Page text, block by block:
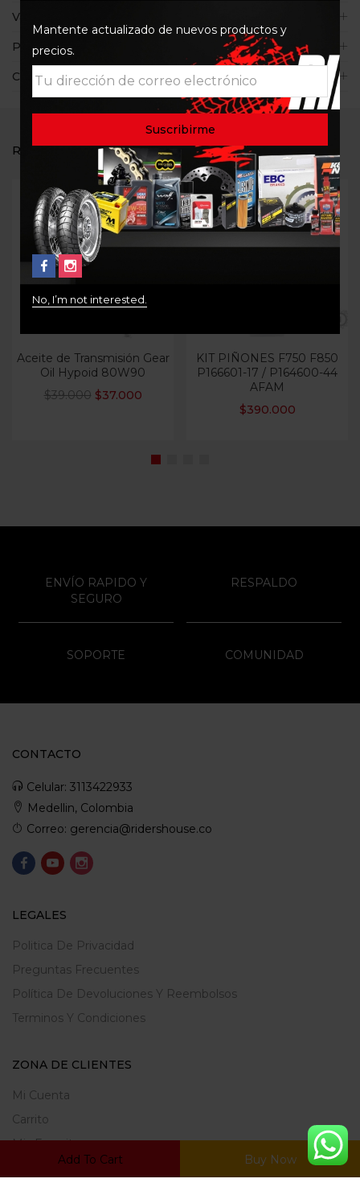
Add To Cart Buy Now
Valoraciones (0)
Políticas de la tienda
Consultas
RELATED PRODUCTS
-5%
Out Of Stock
Aceite de Transmisión Gear
Oil Hypoid 80W90
$39.000 $37.000
KIT PIÑONES F750 F850
P166601-17 / P164600-44
AFAM
$390.000
Mantente actualizado de nuevos productos y
precios.
No, I’m not interested.
ENVÍO RAPIDO Y
SEGURO
RESPALDO
SOPORTE COMUNIDAD
CONTACTO
Celular: 3113422933
Medellin, Colombia
Correo: gerencia@ridershouse.co
LEGALES
Politica De Privacidad
Preguntas Frecuentes
Política De Devoluciones Y Reembolsos
Terminos Y Condiciones
ZONA DE CLIENTES
Mi Cuenta
Carrito
Mis Favoritos
Ratrear Pedido